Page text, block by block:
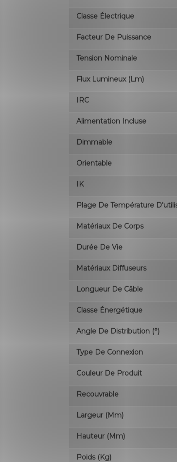
Classe Électrique
Facteur De Puissance
Tension Nominale
Flux Lumineux (lm)
IRC
Alimentation Incluse
Dimmable
Orientable
IK
Plage De Température
Matériaux De Corps
Durée De Vie
Matériaux Diffuseurs
Longueur De Câble
Classe Énergétique
Angle De Distribution (°)
Type De Connexion
Couleur De Produit
Recouvrable
Largeur (mm)
Hauteur (mm)
Poids (kg)